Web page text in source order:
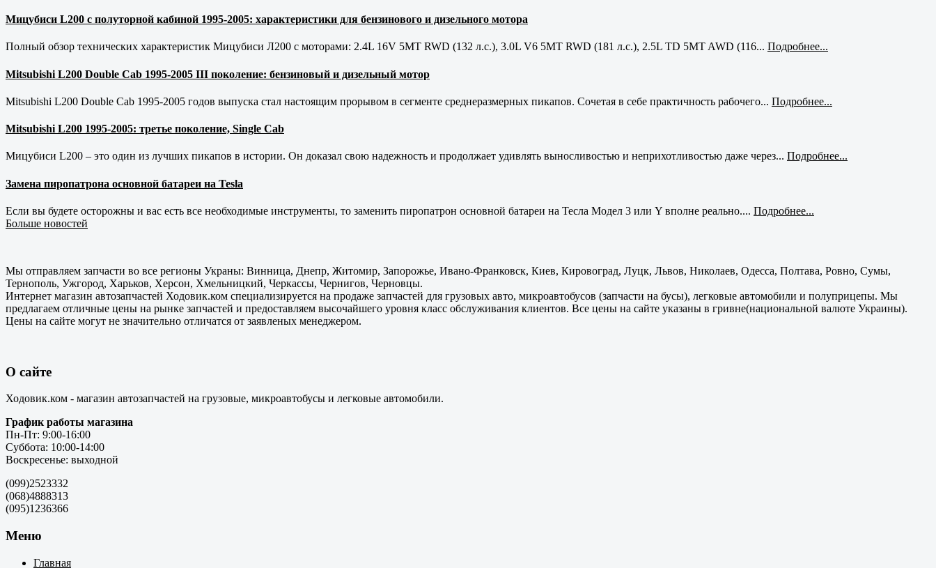
Мицубиси L200 с полуторной кабиной 1995-2005: характеристики для бензинового и дизельного мотора
Полный обзор технических характеристик Мицубиси Л200 с моторами: 2.4L 16V 5MT RWD (132 л.с.), 3.0L V6 5MT RWD (181 л.с.), 2.5L TD 5MT AWD (116... Подробнее...
Mitsubishi L200 Double Cab 1995-2005 III поколение: бензиновый и дизельный мотор
Mitsubishi L200 Double Cab 1995-2005 годов выпуска стал настоящим прорывом в сегменте среднеразмерных пикапов. Сочетая в себе практичность рабочего... Подробнее...
Mitsubishi L200 1995-2005: третье поколение, Single Cab
Мицубиси L200 – это один из лучших пикапов в истории. Он доказал свою надежность и продолжает удивлять выносливостью и неприхотливостью даже через... Подробнее...
Замена пиропатрона основной батареи на Tesla
Если вы будете осторожны и вас есть все необходимые инструменты, то заменить пиропатрон основной батареи на Тесла Модел 3 или Y вполне реально.... Подробнее...
Больше новостей
Мы отправляем запчасти во все регионы Украны: Винница, Днепр, Житомир, Запорожье, Ивано-Франковск, Киев, Кировоград, Луцк, Львов, Николаев, Одесса, Полтава, Ровно, Сумы,
Тернополь, Ужгород, Харьков, Херсон, Хмельницкий, Черкассы, Чернигов, Черновцы.
Интернет магазин автозапчастей Ходовик.ком специализируется на продаже запчастей для грузовых авто, микроавтобусов (запчасти на бусы), легковые автомобили и полуприцепы. Мы
предлагаем отличные цены на рынке запчастей и предоставляем высочайшего уровня класс обслуживания клиентов. Все цены на сайте указаны в гривне(национальной валюте Украины).
Цены на сайте могут не значительно отличатся от заявленых менеджером.
О сайте
Ходовик.ком - магазин автозапчастей на грузовые, микроавтобусы и легковые автомобили.
График работы магазина
Пн-Пт: 9:00-16:00
Суббота: 10:00-14:00
Воскресенье: выходной
(099)2523332
(068)4888313
(095)1236366
Меню
Главная